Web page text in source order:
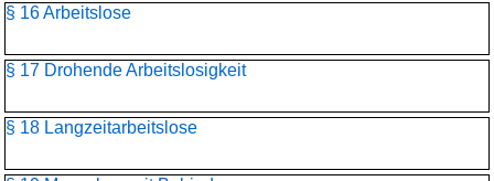
§ 16 Arbeitslose
§ 17 Drohende Arbeitslosigkeit
§ 18 Langzeitarbeitslose